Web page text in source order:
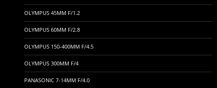
OLYMPUS 45MM F/1.2
OLYMPUS 60MM F/2.8
OLYMPUS 150-400MM F/4.5
OLYMPUS 300MM F/4
PANASONIC 7-14MM F/4.0